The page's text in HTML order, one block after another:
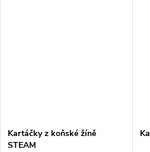
Kartáčky z koňské žíně
STEAM